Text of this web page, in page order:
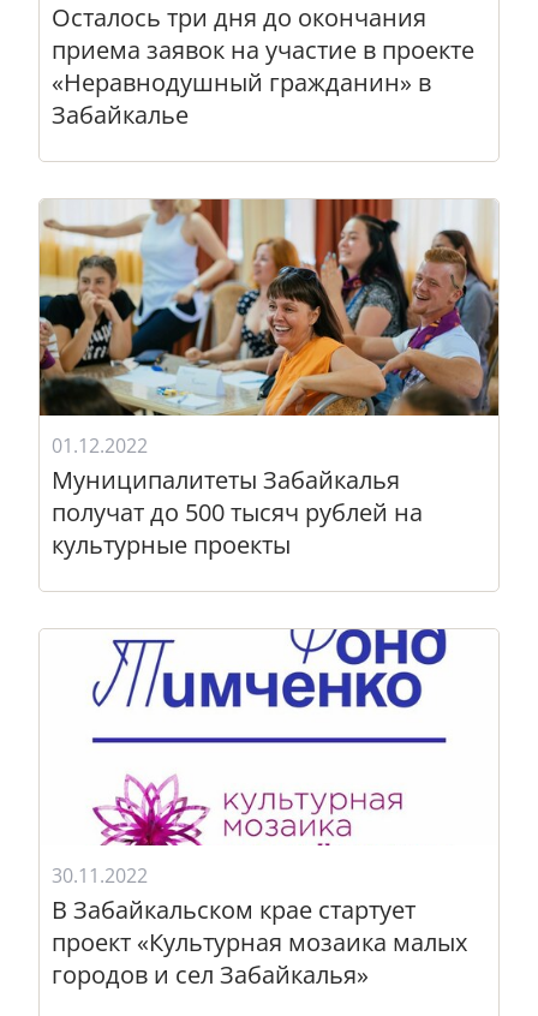
Осталось три дня до окончания
приема заявок на участие в проекте
«Неравнодушный гражданин» в
Забайкалье
01.12.2022
Муниципалитеты Забайкалья
получат до 500 тысяч рублей на
культурные проекты
30.11.2022
В Забайкальском крае стартует
проект «Культурная мозаика малых
городов и сел Забайкалья»